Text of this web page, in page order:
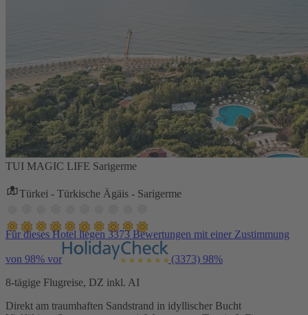
TUI MAGIC LIFE Sarigerme
Türkei - Türkische Ägäis - Sarigerme
Für dieses Hotel liegen 3373 Bewertungen mit einer Zustimmung
von 98% vor (3373) 98%
8-tägige Flugreise, DZ inkl. AI
Direkt am traumhaften Sandstrand in idyllischer Bucht